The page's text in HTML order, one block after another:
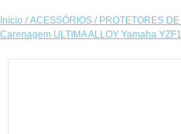
Início /ACESSÓRIOS / PROTETORES
Carenagem ULTIMA ALLOY Yamaha